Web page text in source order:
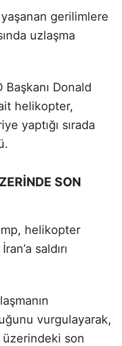
gerilimlere
uzlaşma
Başkanı Donald
helikopter,
yaptığı sırada
SON
helikopter
saldırı
vurgulayarak,
üzerindeki son